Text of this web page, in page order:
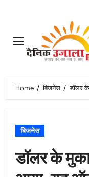
content
Home बिजनेस डॉलर
बिजनेस
डॉलर के